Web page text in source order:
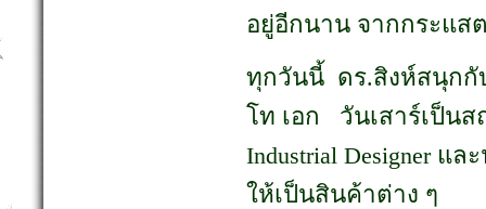
อยู่อีกนาน จากกระแส
ทุกวันนี้ ดร.สิงห์สนุกกั
โท เอก วันเสาร์เป็น
Industrial Designer แ
ให้เป็นสินค้าต่าง ๆ